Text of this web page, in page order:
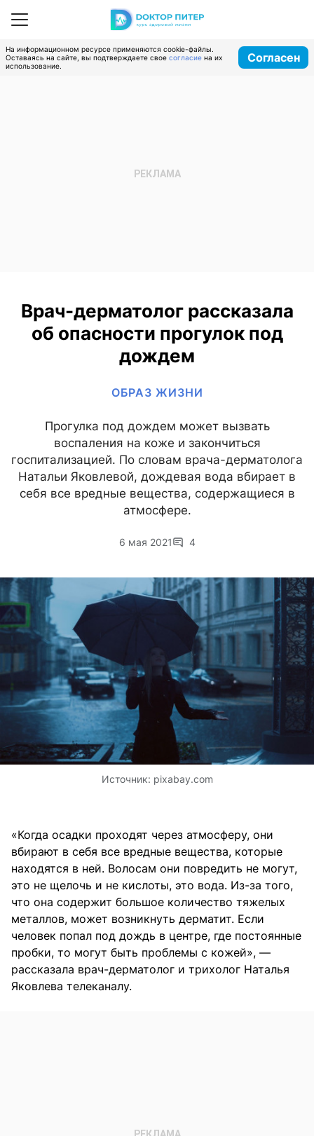
На информационном ресурсе применяются cookie-файлы.
Оставаясь на сайте, вы подтверждаете свое согласие на их
использование.
Согласен
Врач-дерматолог рассказала
об опасности прогулок под
дождем
ОБРАЗ ЖИЗНИ
Прогулка под дождем может вызвать
воспаления на коже и закончиться
госпитализацией. По словам врача-дерматолога
Натальи Яковлевой, дождевая вода вбирает в
себя все вредные вещества, содержащиеся в
атмосфере.
6 мая 2021 4
Источник: pixabay.com
«Когда осадки проходят через атмосферу, они
вбирают в себя все вредные вещества, которые
находятся в ней. Волосам они повредить не могут,
это не щелочь и не кислоты, это вода. Из-за того,
что она содержит большое количество тяжелых
металлов, может возникнуть дерматит. Если
человек попал под дождь в центре, где постоянные
пробки, то могут быть проблемы с кожей», —
рассказала врач-дерматолог и трихолог Наталья
Яковлева телеканалу.